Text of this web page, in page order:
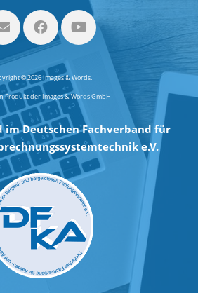
© 2026 Images & Words.
Produkt der Images & Words GmbH
Deutschen Fachverband für
e.V.